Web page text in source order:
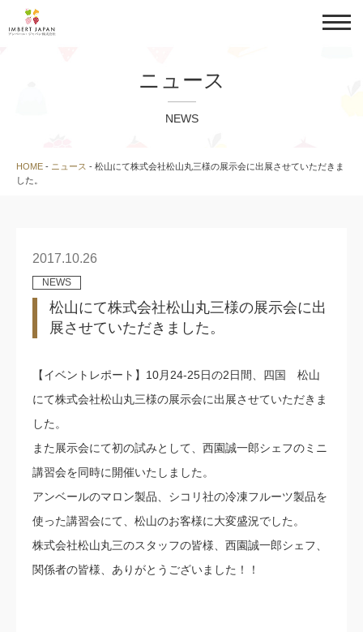
ニュース
NEWS
HOME - ニュース - 松山にて株式会社松山丸三様の展示会に出展させていただきま
した。
2017.10.26
NEWS
松山にて株式会社松山丸三様の展示会に出
展させていただきました。
【イベントレポート】10月24-25日の2日間、四国 松山
にて株式会社松山丸三様の展示会に出展させていただきま
した。
また展示会にて初の試みとして、西園誠一郎シェフのミニ
講習会を同時に開催いたしました。
アンベールのマロン製品、シコリ社の冷凍フルーツ製品を
使った講習会にて、松山のお客様に大変盛況でした。
株式会社松山丸三のスタッフの皆様、西園誠一郎シェフ、
関係者の皆様、ありがとうございました！！